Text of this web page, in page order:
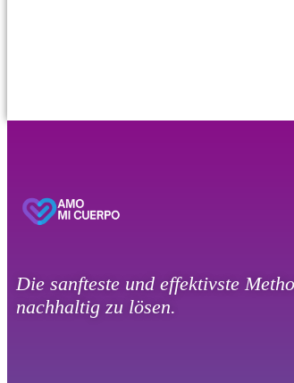
Die sanfteste und effektivste
nachhaltig zu lösen.